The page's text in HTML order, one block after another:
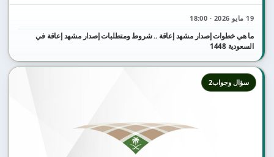
19 مايو 2026 · 18:00
ما هي خطوات إصدار مشهد إعاقة .. شروط ومتطلبات إصدار مشهد إعاقة في
السعودية 1448
سؤال وجواب2